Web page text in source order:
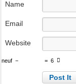
Name
Email
Website
neuf − = 6